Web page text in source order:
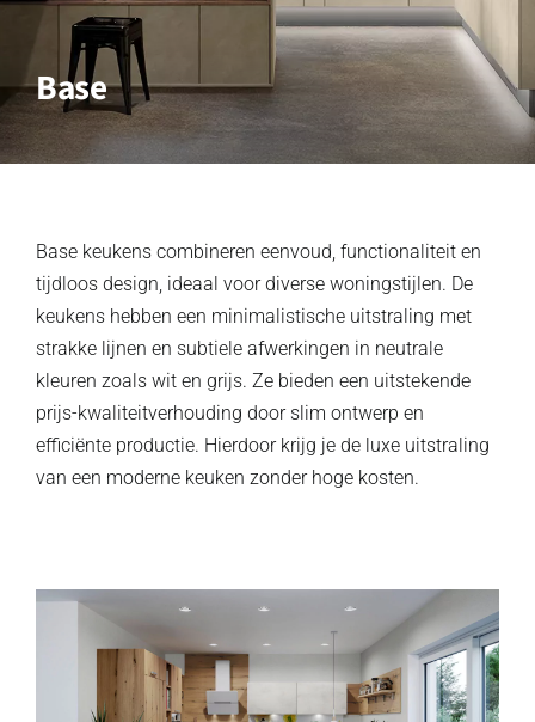
Base
Base keukens combineren eenvoud, functionaliteit en
tijdloos design, ideaal voor diverse woningstijlen. De
keukens hebben een minimalistische uitstraling met
strakke lijnen en subtiele afwerkingen in neutrale
kleuren zoals wit en grijs. Ze bieden een uitstekende
prijs-kwaliteitverhouding door slim ontwerp en
efficiënte productie. Hierdoor krijg je de luxe uitstraling
van een moderne keuken zonder hoge kosten.